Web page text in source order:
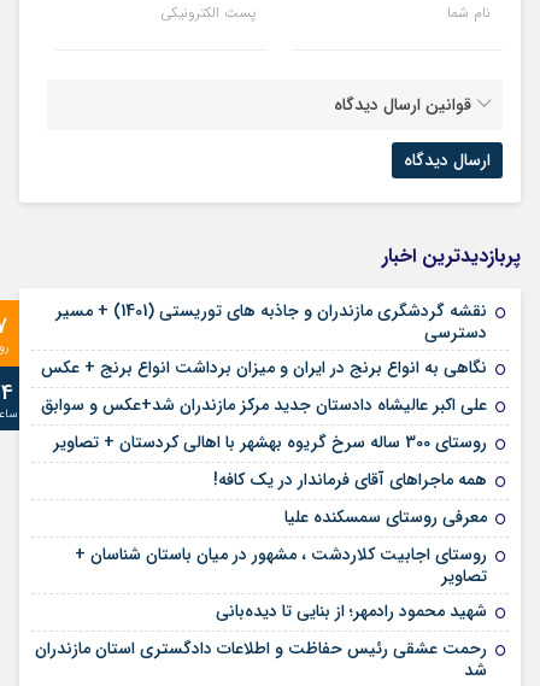
نام شما پست الکترونیکی
قوانین ارسال دیدگاه
پربازدیدترین اخبار
نقشه گردشگری مازندران و جاذبه های توریستی (1401) + مسیر
دسترسی
نگاهی به انواع برنج در ایران و میزان برداشت انواع برنج + عکس
علی‌ اکبر عالیشاه دادستان جدید مرکز مازندران شد+عکس و سوابق
روستای 300 ساله سرخ ‌گریوه بهشهر با اهالی کردستان + تصاویر
همه ماجراهای آقای فرماندار در یک کافه!
معرفی روستای سمسکنده علیا
روستای اجابیت کلاردشت ، مشهور در میان باستان شناسان +
تصاویر
شهید محمود رادمهر؛ از بنایی تا دیده‌بانی
رحمت عشقی رئیس حفاظت و اطلاعات دادگستری استان مازندران
شد